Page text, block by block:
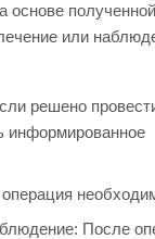
или
решено
информированное
После